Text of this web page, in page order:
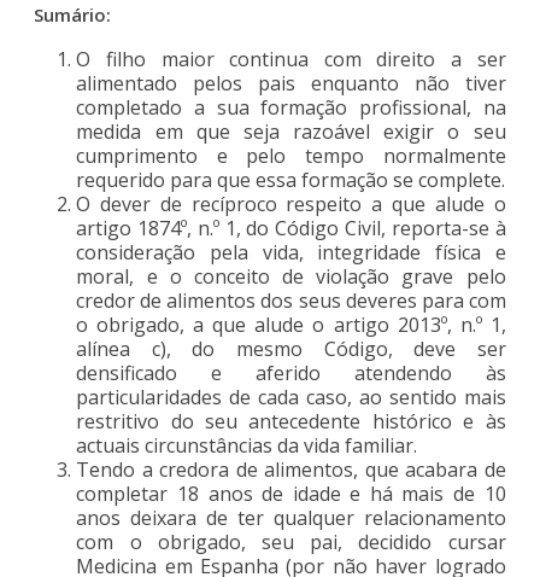
Sumário:
O filho maior continua com direito a ser
alimentado pelos pais enquanto não tiver
completado a sua formação profissional, na
medida em que seja razoável exigir o seu
cumprimento e pelo tempo normalmente
requerido para que essa formação se complete.
O dever de recíproco respeito a que alude o
artigo 1874º, n.º 1, do Código Civil, reporta-se à
consideração pela vida, integridade física e
moral, e o conceito de violação grave pelo
credor de alimentos dos seus deveres para com
o obrigado, a que alude o artigo 2013º, n.º 1,
alínea c), do mesmo Código, deve ser
densificado e aferido atendendo às
particularidades de cada caso, ao sentido mais
restritivo do seu antecedente histórico e às
actuais circunstâncias da vida familiar.
Tendo a credora de alimentos, que acabara de
completar 18 anos de idade e há mais de 10
anos deixara de ter qualquer relacionamento
com o obrigado, seu pai, decidido cursar
Medicina em Espanha (por não haver logrado